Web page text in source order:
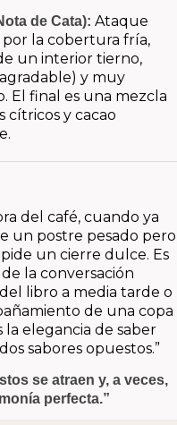
de Cata): Ataque
la cobertura fría,
un interior tierno,
y muy
El final es una mezcla
cítricos y cacao
del café, cuando ya
un postre pesado pero
un cierre dulce. Es
la conversación
libro a media tarde o
de una copa
la elegancia de saber
sabores opuestos.”
se atraen y, a veces,
perfecta.”